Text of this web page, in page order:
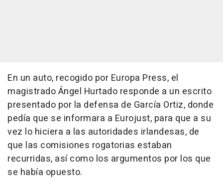
En un auto, recogido por Europa Press, el
magistrado Ángel Hurtado responde a un escrito
presentado por la defensa de García Ortiz, donde
pedía que se informara a Eurojust, para que a su
vez lo hiciera a las autoridades irlandesas, de
que las comisiones rogatorias estaban
recurridas, así como los argumentos por los que
se había opuesto.